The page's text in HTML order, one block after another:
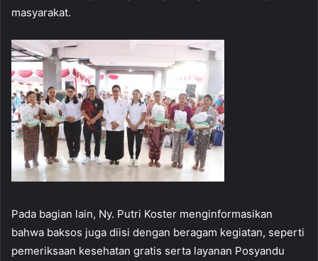
masyarakat.
Pada bagian lain, Ny. Putri Koster menginformasikan
bahwa baksos juga diisi dengan beragam kegiatan, seperti
pemeriksaan kesehatan gratis serta layanan Posyandu